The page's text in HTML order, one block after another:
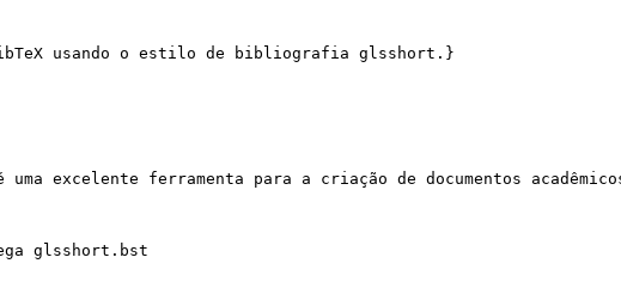
usando o estilo de bibliografia glsshort.}
uma excelente ferramenta para a criação de documentos
glsshort.bst